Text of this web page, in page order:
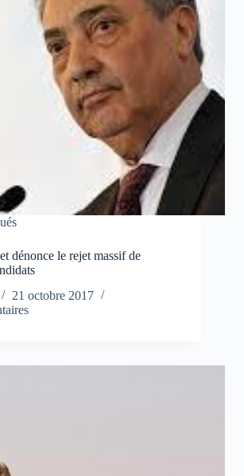
dénonce le rejet massif de
21 octobre 2017